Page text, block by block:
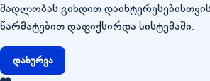
მადლობას გიხდით
წარმატებით დაფიქსირდა სისტემაში.
დახურვა